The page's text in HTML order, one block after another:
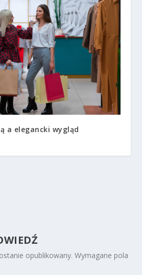
a elegancki wygląd
opublikowany. Wymagane pola